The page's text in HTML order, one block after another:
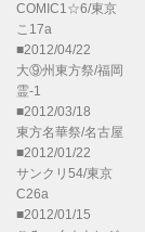
COMIC1☆6/東京
こ17a
■2012/04/22
大⑨州東方祭/福岡
霊-1
■2012/03/18
東方名華祭/名古屋
■2012/01/22
サンクリ54/東京
C26a
■2012/01/15